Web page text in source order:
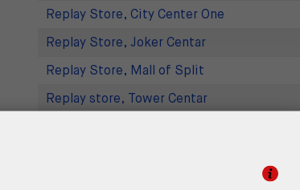
Replay Store, City Center One
Replay Store, Joker Centar
Replay Store, Mall of Split
Replay store, Tower Centar